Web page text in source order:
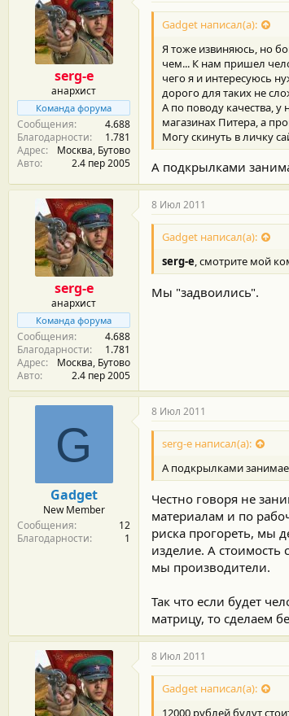
serg-e
анархист
Команда форума
Сообщения
4.688
Благодарности
1.781
Адрес
Москва, Бутово
Авто
2.4 пер 2005
Gadget написал(а):
Я тоже извиняюсь, но
чем... К нам пришел
чего я и интересуюсь
дорого для таких не
А по поводу качества,
магазинах Питера, а
Могу скинуть в личку
А подкрылками
serg-e
анархист
Команда форума
Сообщения
4.688
Благодарности
1.781
Адрес
Москва, Бутово
Авто
2.4 пер 2005
8 Июл 2011
Gadget написал(а):
serg-e, смотрите мой
Мы "задвоились".
G
Gadget
New Member
Сообщения
12
Благодарности
1
8 Июл 2011
serg-e написал(а):
А подкрылками
Честно говоря не
материалам и по
риска прогореть, мы
изделие. А
мы производители.
Так что если будет
матрицу, то сделаем
8 Июл 2011
Gadget написал(а):
12000 рублей будут